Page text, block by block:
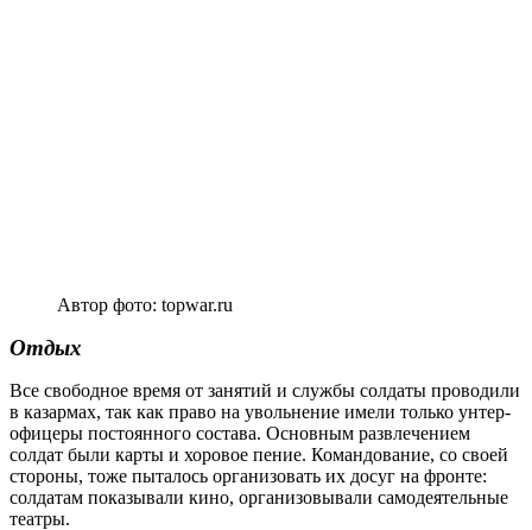
Автор фото: topwar.ru
Отдых
Все свободное время от занятий и службы солдаты проводили
в казармах, так как право на увольнение имели только унтер-
офицеры постоянного состава. Основным развлечением
солдат были карты и хоровое пение. Командование, со своей
стороны, тоже пыталось организовать их досуг на фронте:
солдатам показывали кино, организовывали самодеятельные
театры.